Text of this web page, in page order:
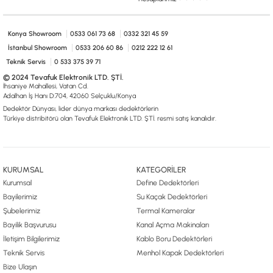
Konya Showroom 0533 061 73 68
0332 321 45 59
İstanbul Showroom
0533 206 60 86
0212 222 12 61
Teknik Servis
0 533 375 39 71
© 2024 Tevafuk Elektronik LTD. ŞTİ.
İhsaniye Mahallesi, Vatan Cd.
Adalhan İş Hanı D:704, 42060 Selçuklu/Konya
Dedektör Dünyası, lider dünya markası dedektörlerin
Türkiye distribitörü olan Tevafuk Elektronik LTD. ŞTİ. resmi satış kanalıdır.
KURUMSAL
Kurumsal
Bayilerimiz
Şubelerimiz
Bayilik Başvurusu
İletişim Bilgilerimiz
Teknik Servis
Bize Ulaşın
KATEGORİLER
Define Dedektörleri
Su Kaçak Dedektörleri
Termal Kameralar
Kanal Açma Makinaları
Kablo Boru Dedektörleri
Menhol Kapak Dedektörleri